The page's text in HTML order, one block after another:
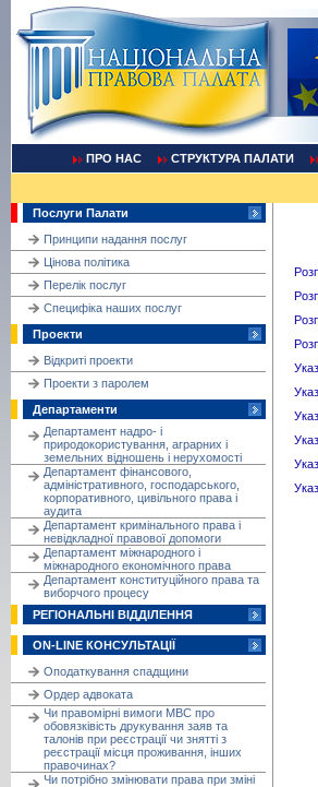
ПРО НАС СТРУКТУРА ПАЛАТИ
Послуги Палати
Принципи надання послуг
Цінова політика
Перелік послуг
Cпецифіка наших послуг
Проекти
Відкриті проекти
Проекти з паролем
Департаменти
Департамент надро- і
природокористування, аграрних і
земельних відношень і нерухомості
Департамент фінансового,
адміністративного, господарського,
корпоративного, цивільного права і
аудита
Департамент кримінального права і
невідкладної правової допомоги
Департамент міжнародного і
міжнародного економічного права
Департамент конституційного права та
виборчого процесу
РЕГІОНАЛЬНІ ВІДДІЛЕННЯ
ON-LINE КОНСУЛЬТАЦІЇ
Оподаткування спадщини
Ордер адвоката
Чи правомірні вимоги МВС про
обовязківість друкування заяв та
талонів при реєстрації чи знятті з
реєстрації місця проживання, інших
правочинах?
Чи потрібно змінювати права при зміні